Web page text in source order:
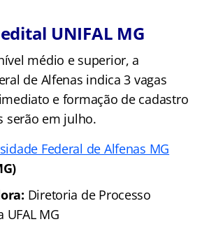
UNIFAL MG
médio e superior, a
de Alfenas indica 3 vagas
e formação de cadastro
serão em julho.
Federal de Alfenas MG
Diretoria de Processo
UFAL MG